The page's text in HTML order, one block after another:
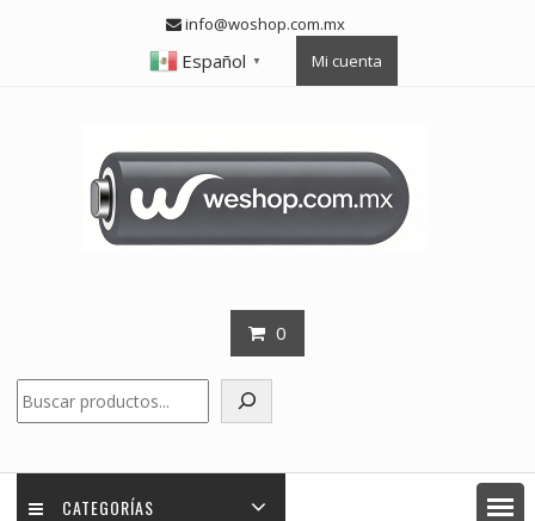
info@woshop.com.mx
Español ▼ Mi cuenta
0
CATEGORÍAS